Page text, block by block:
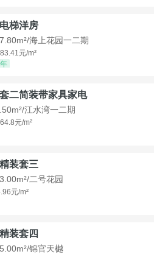
梯洋房
海上花园一二期
元/m²
二简装带家具家电
江水湾一二期
元/m²
装套三
二号花园
元/m²
装套四
锦官天樾